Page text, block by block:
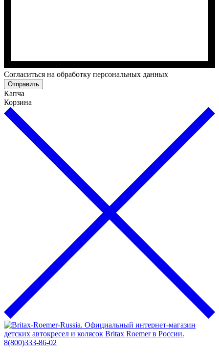
Cогласиться на обработку персональных данных
Отправить
Капча
Корзина